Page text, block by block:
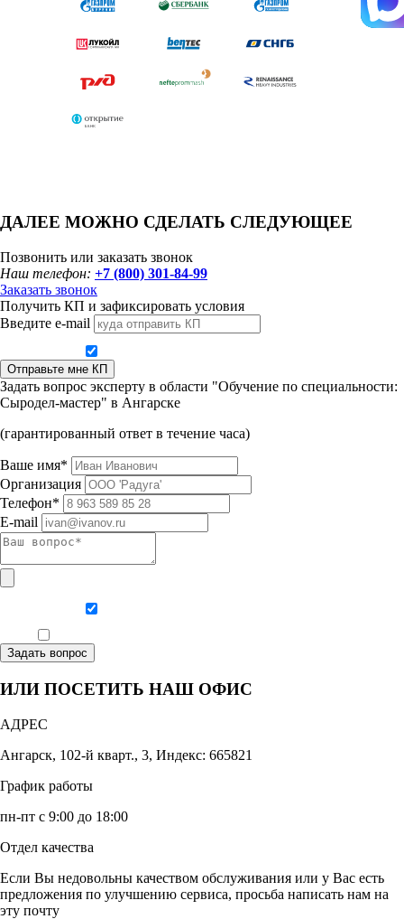
ДАЛЕЕ МОЖНО СДЕЛАТЬ СЛЕДУЮЩЕЕ
Позвонить или заказать звонок
Наш телефон: +7 (800) 301-84-99
Заказать звонок
Получить КП и зафиксировать условия
Введите e-mail
Отправьте мне КП
Задать вопрос эксперту в области "Обучение по специальности:
Сыродел-мастер" в Ангарске
(гарантированный ответ в течение часа)
Ваше имя*
Организация
Телефон*
E-mail
Задать вопрос
ИЛИ ПОСЕТИТЬ НАШ ОФИС
АДРЕС
Ангарск, 102-й кварт., 3, Индекс: 665821
График работы
пн-пт с 9:00 до 18:00
Отдел качества
Если Вы недовольны качеством обслуживания или у Вас есть
предложения по улучшению сервиса, просьба написать нам на
эту почту